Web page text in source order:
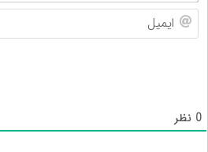
0 نظر